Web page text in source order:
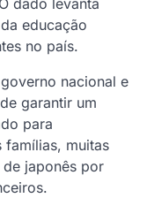
dado levanta
educação
no país.
nacional e
garantir um
para
famílias, muitas
japonês por